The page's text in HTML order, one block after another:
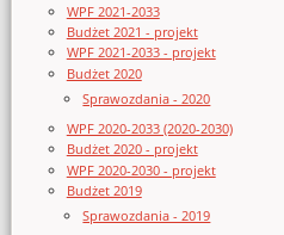
WPF 2021-2033
Budżet 2021 - projekt
WPF 2021-2033 - projekt
Budżet 2020
Sprawozdania - 2020
WPF 2020-2033 (2020-2030)
Budżet 2020 - projekt
WPF 2020-2030 - projekt
Budżet 2019
Sprawozdania - 2019